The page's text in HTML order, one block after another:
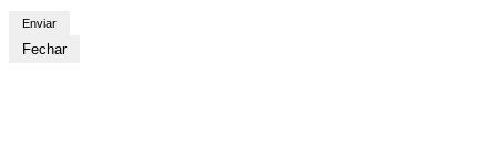
Fechar